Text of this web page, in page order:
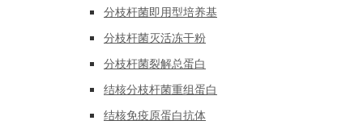
分枝杆菌即用型培养基
分枝杆菌灭活冻干粉
分枝杆菌裂解总蛋白
结核分枝杆菌重组蛋白
结核免疫原蛋白抗体